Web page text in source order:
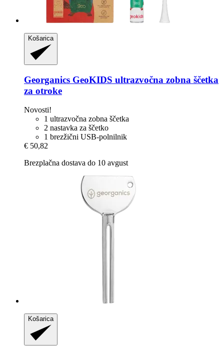
Košarica
Georganics GeoKIDS ultrazvočna zobna ščetka
za otroke
Novosti!
1 ultrazvočna zobna ščetka
2 nastavka za ščetko
1 brezžični USB-polnilnik
€ 50,82
Brezplačna dostava do 10 avgust
Košarica